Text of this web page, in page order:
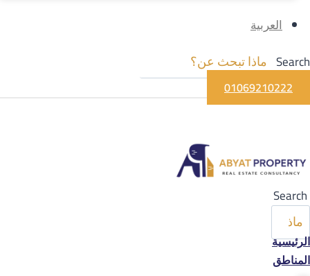
العربية
Search
01069210222
Search
الرئيسية
المناطق